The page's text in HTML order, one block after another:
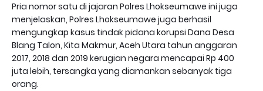
Pria nomor satu di jajaran Polres Lhokseumawe ini juga
menjelaskan, Polres Lhokseumawe juga berhasil
mengungkap kasus tindak pidana korupsi Dana Desa
Blang Talon, Kita Makmur, Aceh Utara tahun anggaran
2017, 2018 dan 2019 kerugian negara mencapai Rp 400
juta lebih, tersangka yang diamankan sebanyak tiga
orang.